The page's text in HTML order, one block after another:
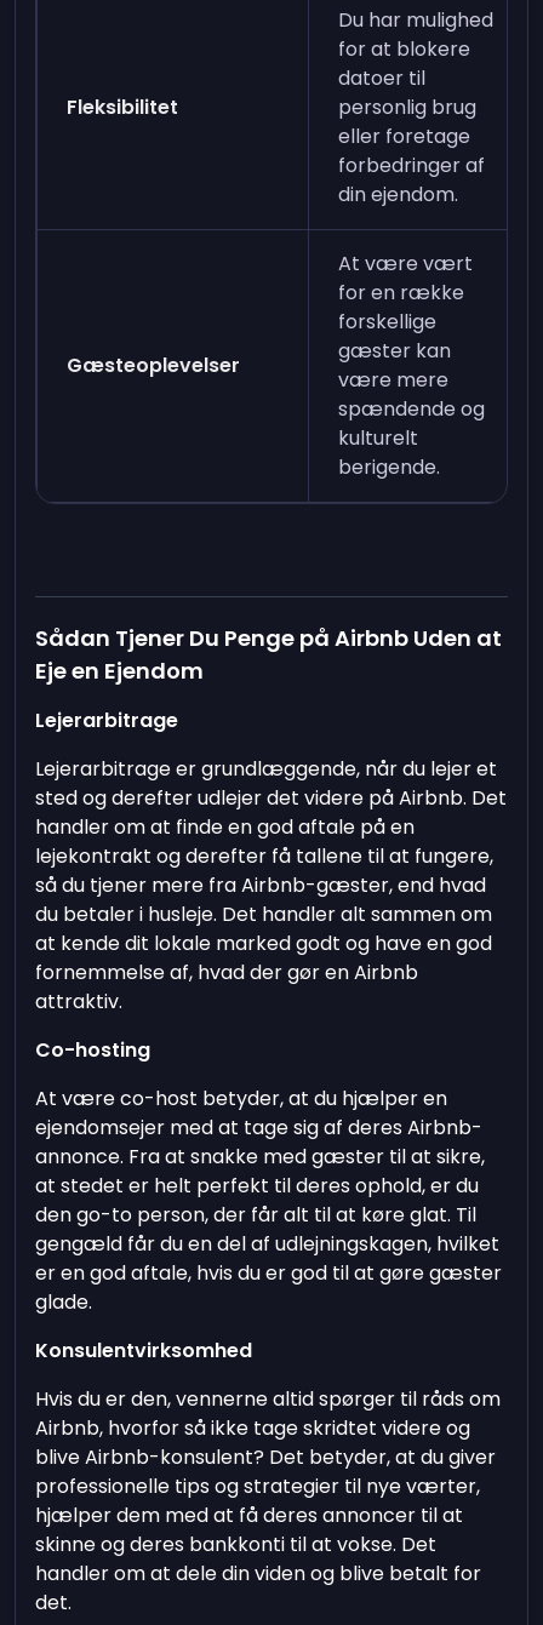
Fleksibilitet
Du har mulighed
for at blokere
datoer til
personlig brug
eller foretage
forbedringer af
din ejendom.
Gæsteoplevelser
At være vært
for en række
forskellige
gæster kan
være mere
spændende og
kulturelt
berigende.
Sådan Tjener Du Penge på Airbnb Uden at
Eje en Ejendom
Lejerarbitrage
Lejerarbitrage er grundlæggende, når du lejer et
sted og derefter udlejer det videre på Airbnb. Det
handler om at finde en god aftale på en
lejekontrakt og derefter få tallene til at fungere,
så du tjener mere fra Airbnb-gæster, end hvad
du betaler i husleje. Det handler alt sammen om
at kende dit lokale marked godt og have en god
fornemmelse af, hvad der gør en Airbnb
attraktiv.
Co-hosting
At være co-host betyder, at du hjælper en
ejendomsejer med at tage sig af deres Airbnb-
annonce. Fra at snakke med gæster til at sikre,
at stedet er helt perfekt til deres ophold, er du
den go-to person, der får alt til at køre glat. Til
gengæld får du en del af udlejningskagen, hvilket
er en god aftale, hvis du er god til at gøre gæster
glade.
Konsulentvirksomhed
Hvis du er den, vennerne altid spørger til råds om
Airbnb, hvorfor så ikke tage skridtet videre og
blive Airbnb-konsulent? Det betyder, at du giver
professionelle tips og strategier til nye værter,
hjælper dem med at få deres annoncer til at
skinne og deres bankkonti til at vokse. Det
handler om at dele din viden og blive betalt for
det.